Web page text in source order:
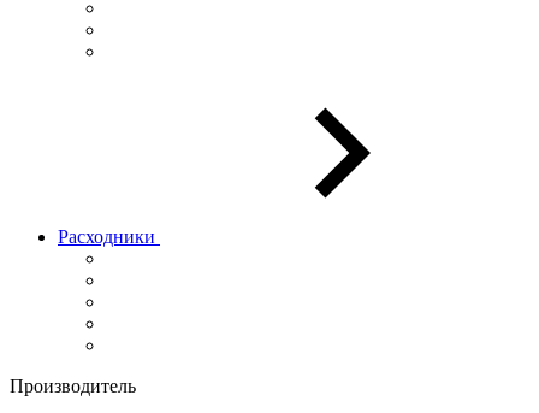
Расходники
Производитель